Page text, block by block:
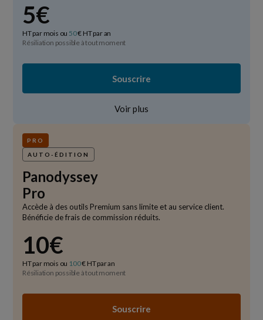
5€
HT par mois ou 50€ HT par an
Résiliation possible à tout moment
Souscrire
Voir plus
PRO
AUTO-ÉDITION
Panodyssey
Pro
Accède à des outils Premium sans limite et au service client.
Bénéficie de frais de commission réduits.
10€
HT par mois ou 100€ HT par an
Résiliation possible à tout moment
Souscrire